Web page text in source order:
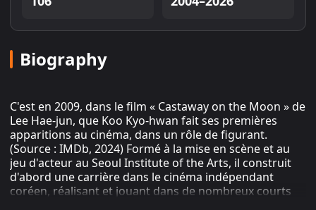
Biography
C'est en 2009, dans le film « Castaway on the Moon » de
Lee Hae-jun, que Koo Kyo-hwan fait ses premières
apparitions au cinéma, dans un rôle de figurant.
(Source : IMDb, 2024) Formé à la mise en scène et au
jeu d'acteur au Seoul Institute of the Arts, il construit
d'abord une carrière dans le cinéma indépendant
coréen, réalisant et jouant dans de nombreux courts